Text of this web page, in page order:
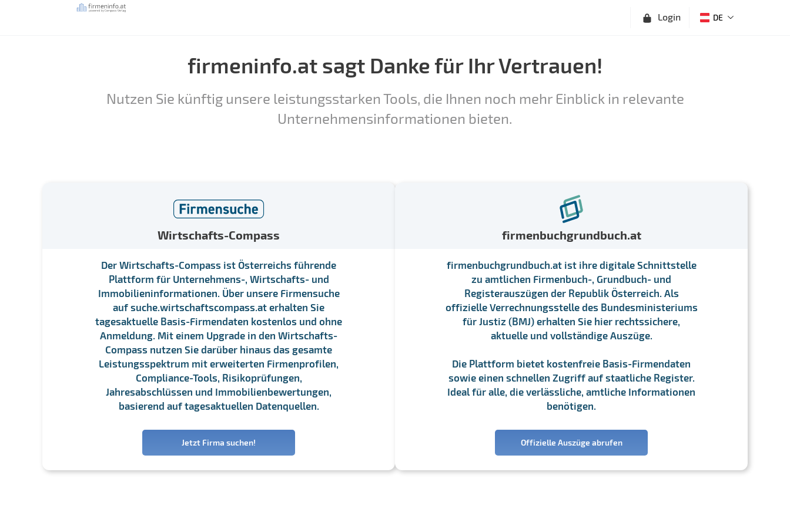
Login DE
firmeninfo.at sagt Danke für Ihr Vertrauen!
Nutzen Sie künftig unsere leistungsstarken Tools, die Ihnen noch mehr Einblick in relevante
Unternehmensinformationen bieten.
Wirtschafts-Compass
Der Wirtschafts-Compass ist Österreichs führende
Plattform für Unternehmens-, Wirtschafts- und
Immobilieninformationen. Über unsere Firmensuche
auf suche.wirtschaftscompass.at erhalten Sie
tagesaktuelle Basis-Firmendaten kostenlos und ohne
Anmeldung. Mit einem Upgrade in den Wirtschafts-
Compass nutzen Sie darüber hinaus das gesamte
Leistungsspektrum mit erweiterten Firmenprofilen,
Compliance-Tools, Risikoprüfungen,
Jahresabschlüssen und Immobilienbewertungen,
basierend auf tagesaktuellen Datenquellen.
Jetzt Firma suchen!
firmenbuchgrundbuch.at
firmenbuchgrundbuch.at ist ihre digitale Schnittstelle
zu amtlichen Firmenbuch-, Grundbuch- und
Registerauszügen der Republik Österreich. Als
offizielle Verrechnungsstelle des Bundesministeriums
für Justiz (BMJ) erhalten Sie hier rechtssichere,
aktuelle und vollständige Auszüge.
Die Plattform bietet kostenfreie Basis-Firmendaten
sowie einen schnellen Zugriff auf staatliche Register.
Ideal für alle, die verlässliche, amtliche Informationen
benötigen.
Offizielle Auszüge abrufen